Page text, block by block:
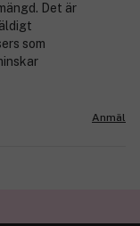
Det är
som
Anmäl